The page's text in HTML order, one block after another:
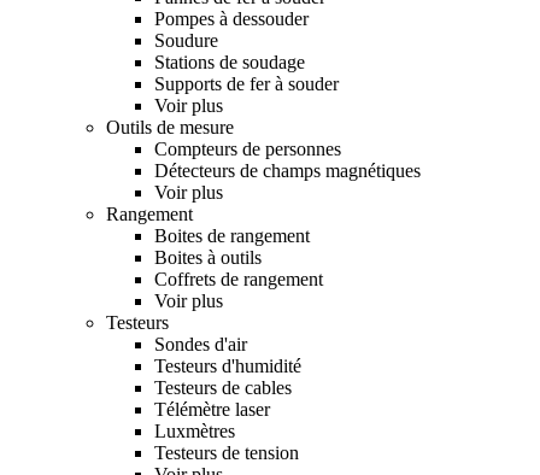
Pompes à dessouder
Soudure
Stations de soudage
Supports de fer à souder
Voir plus
Outils de mesure
Compteurs de personnes
Détecteurs de champs magnétiques
Voir plus
Rangement
Boites de rangement
Boites à outils
Coffrets de rangement
Voir plus
Testeurs
Sondes d'air
Testeurs d'humidité
Testeurs de cables
Télémètre laser
Luxmètres
Testeurs de tension